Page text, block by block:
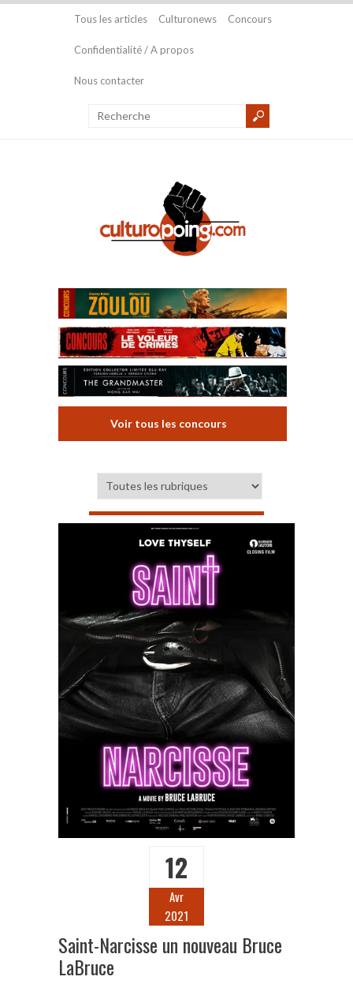
Tous les articles Culturonews Concours
Confidentialité / A propos
Nous contacter
Voir tous les concours
12
Avr
2021
Saint-Narcisse un nouveau Bruce
LaBruce